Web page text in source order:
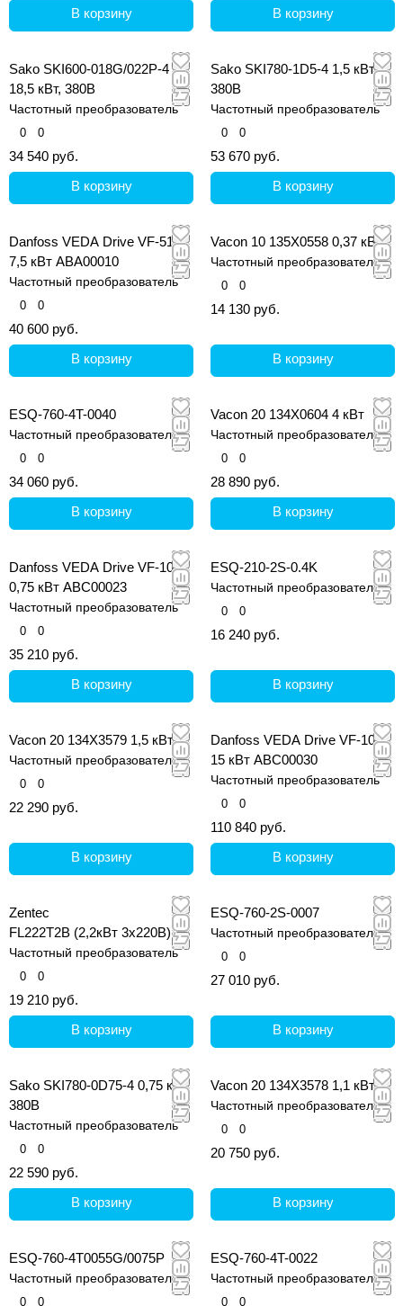
В корзину В корзину
Sako SKI600-018G/022P-4
18,5 кВт, 380В
Частотный преобразователь
0 0
34 540 руб.
В корзину
Sako SKI780-1D5-4 1,5 кВт,
380В
Частотный преобразователь
0 0
53 670 руб.
В корзину
Danfoss VEDA Drive VF-51
7,5 кВт ABA00010
Частотный преобразователь
0 0
40 600 руб.
В корзину
Vacon 10 135X0558 0,37 кВт
Частотный преобразователь
0 0
14 130 руб.
В корзину
ESQ-760-4T-0040
Частотный преобразователь
0 0
34 060 руб.
В корзину
Vacon 20 134X0604 4 кВт
Частотный преобразователь
0 0
28 890 руб.
В корзину
Danfoss VEDA Drive VF-101
0,75 кВт ABС00023
Частотный преобразователь
0 0
35 210 руб.
В корзину
ESQ-210-2S-0.4K
Частотный преобразователь
0 0
16 240 руб.
В корзину
Vacon 20 134X3579 1,5 кВт
Частотный преобразователь
0 0
22 290 руб.
В корзину
Danfoss VEDA Drive VF-101
15 кВт ABС00030
Частотный преобразователь
0 0
110 840 руб.
В корзину
Zentec
FL222T2B (2,2кВт 3х220В)
Частотный преобразователь
0 0
19 210 руб.
В корзину
ESQ-760-2S-0007
Частотный преобразователь
0 0
27 010 руб.
В корзину
Sako SKI780-0D75-4 0,75 кВт,
380В
Частотный преобразователь
0 0
22 590 руб.
В корзину
Vacon 20 134X3578 1,1 кВт
Частотный преобразователь
0 0
20 750 руб.
В корзину
ESQ-760-4T0055G/0075P
Частотный преобразователь
0 0
ESQ-760-4T-0022
Частотный преобразователь
0 0